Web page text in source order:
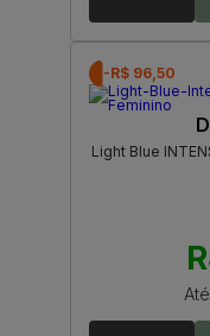
-R$ 96,50
Light Blue
Até